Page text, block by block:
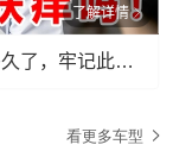
了解详情
凡是皮肤瘙痒1月以上，不管皮痒多久了，牢记此法，快！准！狠！